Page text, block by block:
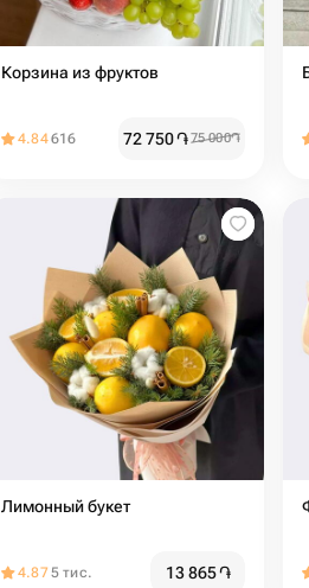
Корзина из фруктов
4.84616 72 750֏75 000֏
Лимонный букет
4.875 тис. 13 865֏